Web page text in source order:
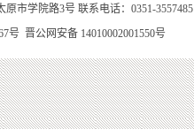
市学院路3号 联系电话：0351-3557485
号 晋公网安备 14010002001550号